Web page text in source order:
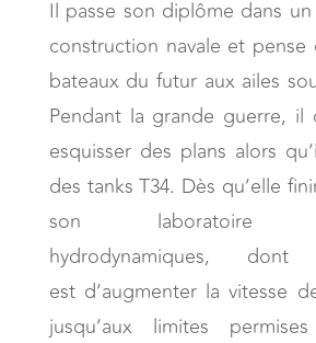
Il passe son diplôme dans
construction navale et pense
bateaux du futur aux ailes
Pendant la grande guerre, il
esquisser des plans alors
des tanks T34. Dès qu’elle
son laboratoire
hydrodynamiques,
est d’augmenter la vitesse
jusqu’aux limites